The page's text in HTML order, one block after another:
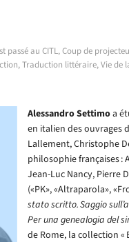
passé au CITL,Coup de
,Traduction littéraire,Vie de
Alessandro Settimoa
en italien des ouvrages
Lallement, Christophe
philosophie françaises :
Jean-Luc Nancy, Pierre
(«PK», «Altraparola»,
stato scritto. Saggio
Per una genealogia del
de Rome, la collection